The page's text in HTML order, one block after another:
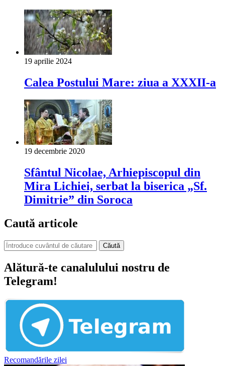
19 aprilie 2024
Calea Postului Mare: ziua a XXXII-a
19 decembrie 2020
Sfântul Nicolae, Arhiepiscopul din
Mira Lichiei, serbat la biserica „Sf.
Dimitrie” din Soroca
Caută articole
Căută
Alătură-te canalulului nostru de
Telegram!
Recomandările zilei